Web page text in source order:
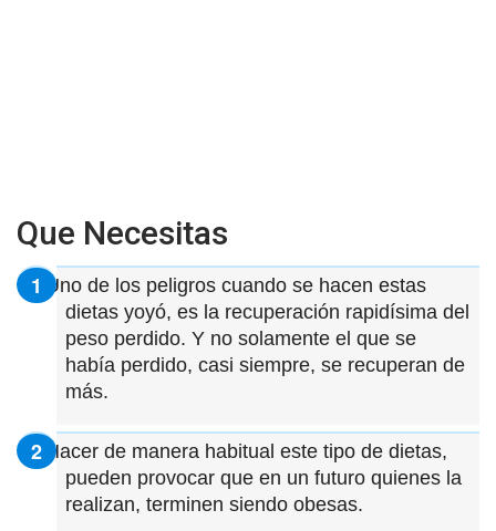
Que Necesitas
Uno de los peligros cuando se hacen estas
dietas yoyó, es la recuperación rapidísima del
peso perdido. Y no solamente el que se
había perdido, casi siempre, se recuperan de
más.
Hacer de manera habitual este tipo de dietas,
pueden provocar que en un futuro quienes la
realizan, terminen siendo obesas.